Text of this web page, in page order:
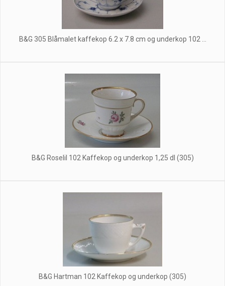
B&G 305 Blåmalet kaffekop 6.2 x 7.8 cm og underkop 102 ...
B&G Roselil 102 Kaffekop og underkop 1,25 dl (305)
B&G Hartman 102 Kaffekop og underkop (305)